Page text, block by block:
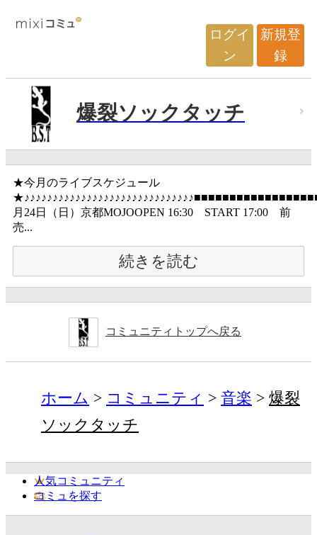
ログイ
ン
新規登
録
爆裂ソックタッチ
★今月のライブスケジュール
月24日（日）京都MOJOOPEN 16:30 START 17:00 前
売...
続きを読む
コミュニティトップへ戻る
ホーム コミュニティ 音楽
爆裂
ソックタッチ
人気コミュニティ
コミュを探す